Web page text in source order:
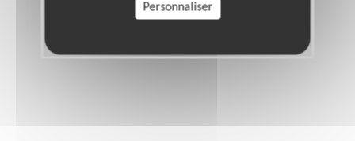
Personnaliser